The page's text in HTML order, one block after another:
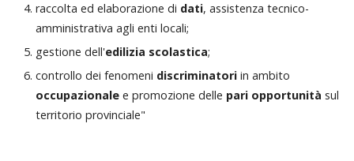
raccolta ed elaborazione di dati, assistenza tecnico-
amministrativa agli enti locali;
gestione dell'edilizia scolastica;
controllo dei fenomeni discriminatori in ambito
occupazionale e promozione delle pari opportunità sul
territorio provinciale"